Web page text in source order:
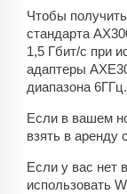
Чтобы
стандарта
1,5 Гбит/с при
адаптеры
диапазона 6ГГц.
Если в вашем
взять в аренду
Если у вас нет
использовать